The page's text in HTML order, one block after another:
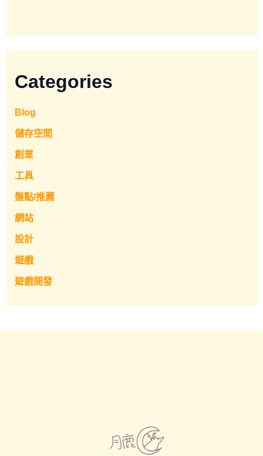
Categories
Blog
儲存空間
創業
工具
盤點/推薦
網站
設計
遊戲
遊戲開發